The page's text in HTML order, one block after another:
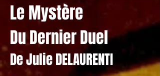
Le Mystère
Du Dernier Duel
De Julie DELAURENTI